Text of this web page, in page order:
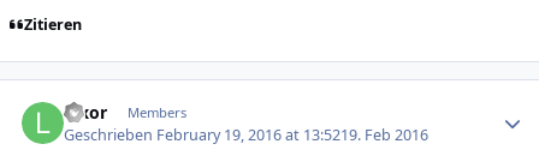
Zitieren
luxor Members
Geschrieben February 19, 2016 at 13:5219. Feb 2016